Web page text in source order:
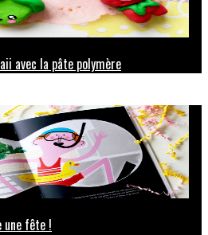
avec la pâte polymère
une fête !